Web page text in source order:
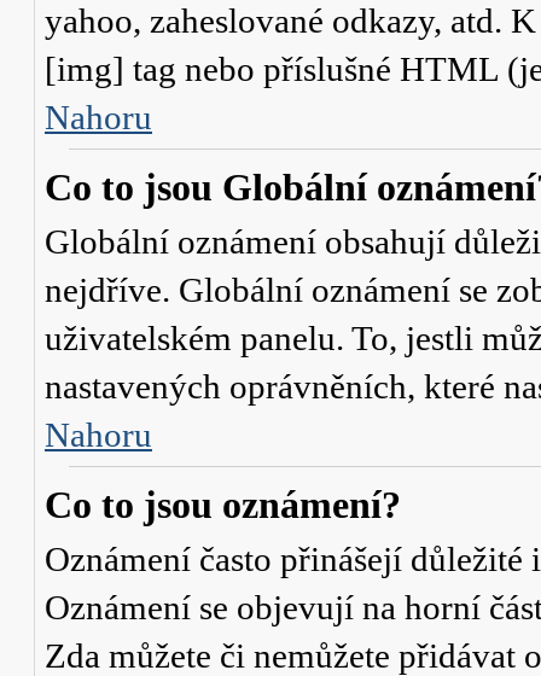
yahoo, zaheslované odkazy, atd.
[img] tag nebo příslušné HTML
Nahoru
Co to jsou Globální
Globální oznámení obsahují
nejdříve. Globální oznámení se
uživatelském panelu. To, jestli
nastavených oprávněních, které
Nahoru
Co to jsou oznámení?
Oznámení často přinášejí
Oznámení se objevují na horní
Zda můžete či nemůžete přidávat